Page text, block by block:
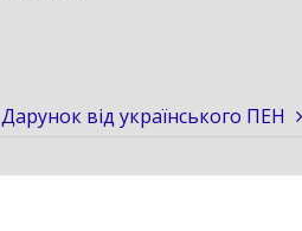
Дарунок від українського ПЕН